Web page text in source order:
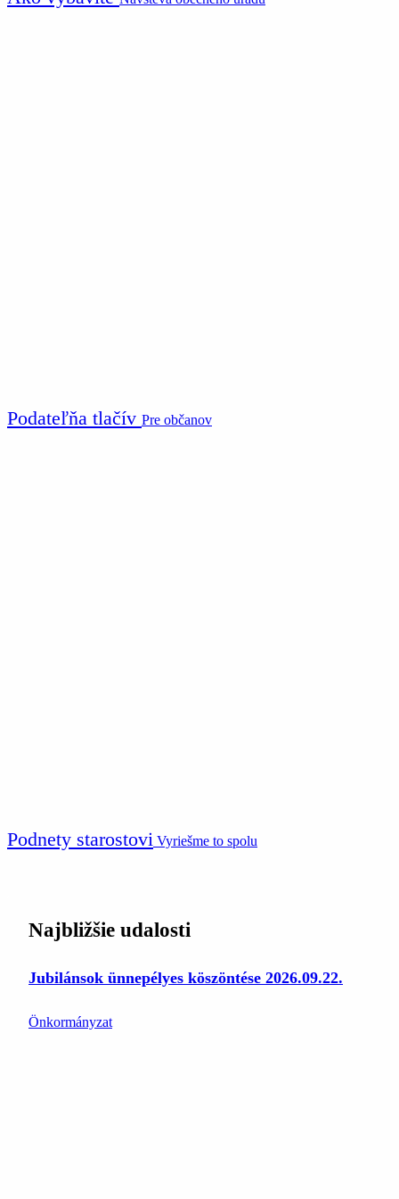
Podateľňa tlačív Pre občanov
Podnety starostovi Vyriešme to spolu
Najbližšie udalosti
Jubilánsok ünnepélyes köszöntése 2026.09.22.
Önkormányzat